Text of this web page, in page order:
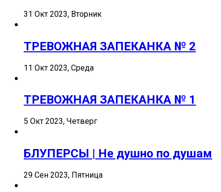
31 Окт 2023, Вторник
ТРЕВОЖНАЯ ЗАПЕКАНКА № 2
11 Окт 2023, Среда
ТРЕВОЖНАЯ ЗАПЕКАНКА № 1
5 Окт 2023, Четверг
БЛУПЕРСЫ | Не душно по душам
29 Сен 2023, Пятница